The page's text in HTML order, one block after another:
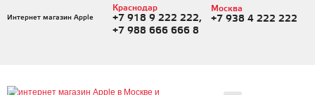
Интернет магазин Apple
Краснодар
+7 918 9 222 222,
+7 988 666 666 8
Москва
+7 938 4 222 222